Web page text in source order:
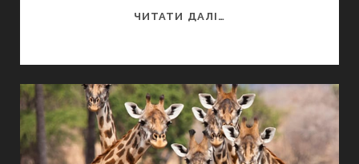
ЧИТАТИ ДАЛІ…
КАРПАТ
–
ІСТОРІЯ
ОДНОГО